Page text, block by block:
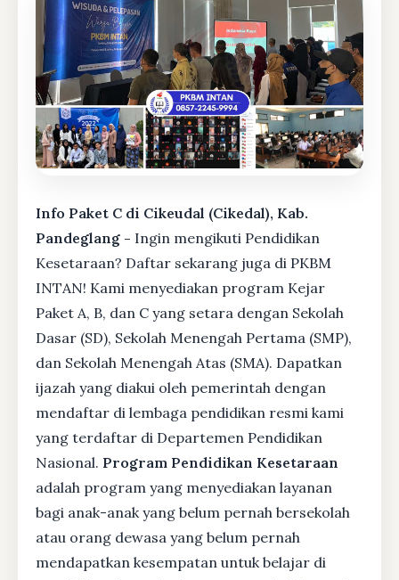
Info Paket C di Cikeudal (Cikedal), Kab.
Pandeglang - Ingin mengikuti Pendidikan
Kesetaraan? Daftar sekarang juga di PKBM
INTAN! Kami menyediakan program Kejar
Paket A, B, dan C yang setara dengan Sekolah
Dasar (SD), Sekolah Menengah Pertama (SMP),
dan Sekolah Menengah Atas (SMA). Dapatkan
ijazah yang diakui oleh pemerintah dengan
mendaftar di lembaga pendidikan resmi kami
yang terdaftar di Departemen Pendidikan
Nasional. Program Pendidikan Kesetaraan
adalah program yang menyediakan layanan
bagi anak-anak yang belum pernah bersekolah
atau orang dewasa yang belum pernah
mendapatkan kesempatan untuk belajar di